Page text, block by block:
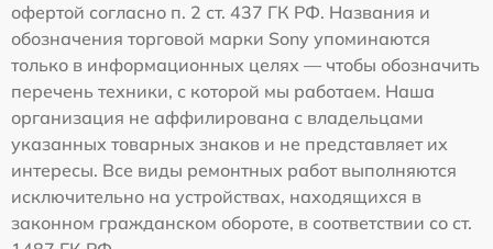
офертой согласно п. 2 ст. 437 ГК РФ. Названия и
обозначения торговой марки Sony упоминаются
только в информационных целях — чтобы обозначить
перечень техники, с которой мы работаем. Наша
организация не аффилирована с владельцами
указанных товарных знаков и не представляет их
интересы. Все виды ремонтных работ выполняются
исключительно на устройствах, находящихся в
законном гражданском обороте, в соответствии со ст.